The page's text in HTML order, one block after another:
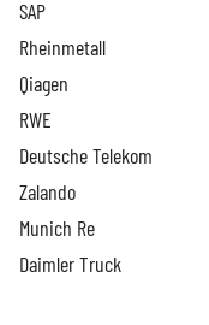
SAP
Rheinmetall
Qiagen
RWE
Deutsche Telekom
Zalando
Munich Re
Daimler Truck